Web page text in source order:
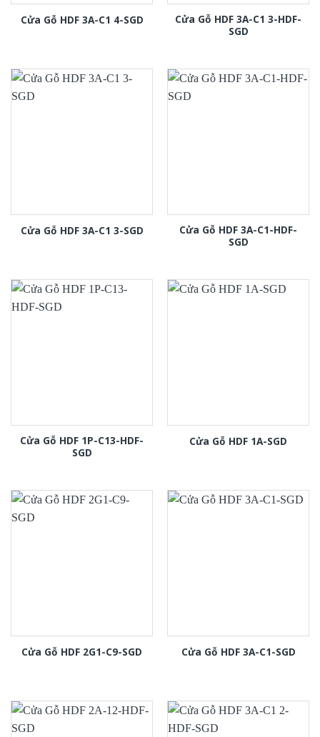
Cửa Gỗ HDF 3A-C1 4-SGD
Cửa Gỗ HDF 3A-C1 3-HDF-
SGD
Cửa Gỗ HDF 3A-C1 3-SGD
Cửa Gỗ HDF 3A-C1-HDF-
SGD
Cửa Gỗ HDF 1P-C13-HDF-
SGD
Cửa Gỗ HDF 1A-SGD
Cửa Gỗ HDF 2G1-C9-SGD Cửa Gỗ HDF 3A-C1-SGD